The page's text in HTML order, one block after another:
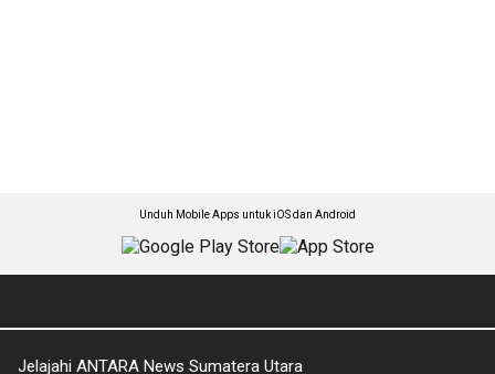
Unduh Mobile Apps untuk iOS dan Android
Jelajahi ANTARA News Sumatera Utara